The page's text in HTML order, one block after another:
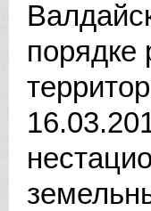
порядке